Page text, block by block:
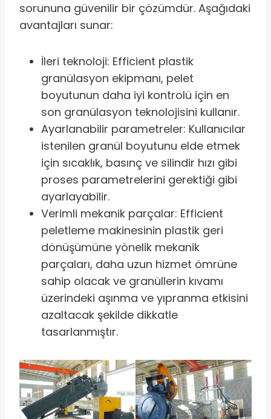
sorununa güvenilir bir çözümdür. Aşağıdaki
avantajları sunar:
İleri teknoloji: Efficient plastik
granülasyon ekipmanı, pelet
boyutunun daha iyi kontrolü için en
son granülasyon teknolojisini kullanır.
Ayarlanabilir parametreler: Kullanıcılar
istenilen granül boyutunu elde etmek
için sıcaklık, basınç ve silindir hızı gibi
proses parametrelerini gerektiği gibi
ayarlayabilir.
Verimli mekanik parçalar: Efficient
peletleme makinesinin plastik geri
dönüşümüne yönelik mekanik
parçaları, daha uzun hizmet ömrüne
sahip olacak ve granüllerin kıvamı
üzerindeki aşınma ve yıpranma etkisini
azaltacak şekilde dikkatle
tasarlanmıştır.